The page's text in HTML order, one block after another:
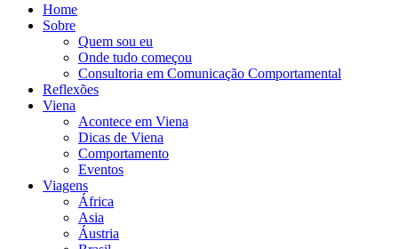
Home
Sobre
Quem sou eu
Onde tudo começou
Consultoria em Comunicação Comportamental
Reflexões
Viena
Acontece em Viena
Dicas de Viena
Comportamento
Eventos
Viagens
África
Asia
Áustria